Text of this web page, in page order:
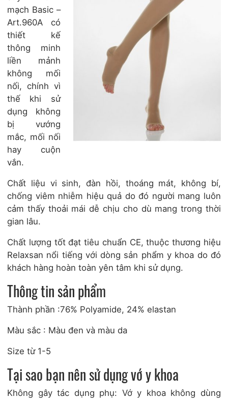
mạch Basic –
Art.960A có
thiết kế
thông minh
liền mảnh
không mối
nối, chính vì
thế khi sử
dụng không
bị vướng
mắc, mối nối
hay cuộn
vắn.
Chất liệu vi sinh, đàn hồi, thoáng mát, không bí,
chống viêm nhiễm hiệu quả do đó người mang luôn
cảm thấy thoải mái dễ chịu cho dù mang trong thời
gian lâu.
Chất lượng tốt đạt tiêu chuẩn CE, thuộc thương hiệu
Relaxsan nổi tiếng với dòng sản phẩm y khoa do đó
khách hàng hoàn toàn yên tâm khi sử dụng.
Thông tin sản phẩm
Thành phần :76% Polyamide, 24% elastan
Màu sắc : Màu đen và màu da
Size từ 1-5
Tại sao bạn nên sử dụng vớ y khoa
Không gây tác dụng phụ: Vớ y khoa không dùng